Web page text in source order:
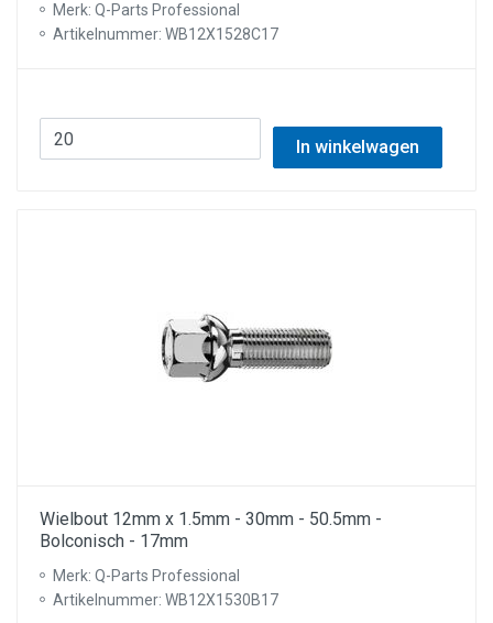
Merk: Q-Parts Professional
Artikelnummer: WB12X1528C17
In winkelwagen
Wielbout 12mm x 1.5mm - 30mm - 50.5mm -
Bolconisch - 17mm
Merk: Q-Parts Professional
Artikelnummer: WB12X1530B17